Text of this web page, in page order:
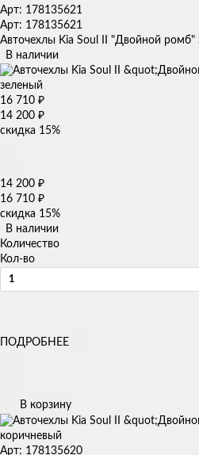
Арт: 178135621
Арт: 178135621
Авточехлы Kia Soul II "Двойной ромб"
В наличии
16 710 ₽
14 200 ₽
скидка 15%
14 200 ₽
16 710 ₽
скидка 15%
В наличии
Количество
Кол-во
ПОДРОБНЕЕ
В корзину
Арт: 178135620